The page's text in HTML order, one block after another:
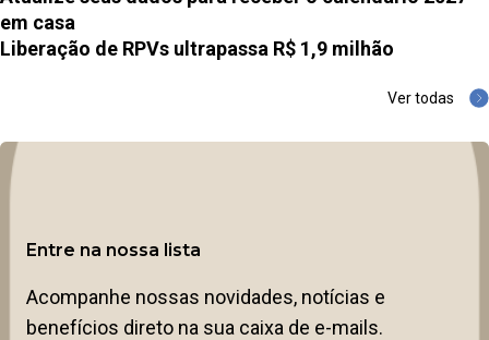
em casa
Liberação de RPVs ultrapassa R$ 1,9 milhão
Ver todas
Entre na nossa lista
Acompanhe nossas novidades, notícias e
benefícios direto na sua caixa de e-mails.